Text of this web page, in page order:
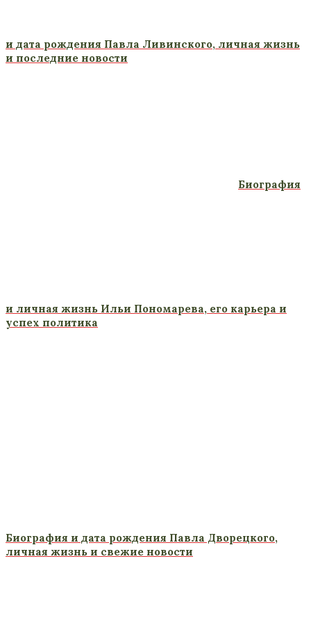
и дата рождения Павла Ливинского, личная жизнь
и последние новости
Биография
и личная жизнь Ильи Пономарева, его карьера и
успех политика
Биография и дата рождения Павла Дворецкого,
личная жизнь и свежие новости